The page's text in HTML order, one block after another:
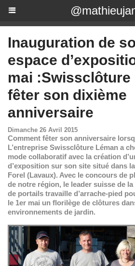
Inauguration de
espace
mai :Swissclôture
fêter son dixième
anniversaire
Dimanche 26 Avril 2015
Comment fêter son anniversaire
L’entreprise Swissclôture Léman a
mode collaboratif avec la création
d’exposition sur son site situé dans
Forel (Lavaux). Avec le concours de
de notre région, le leader suisse de
de portails travaille d’arrache-pied
le 1er mai un florilège de clôtures
environnements de jardin.